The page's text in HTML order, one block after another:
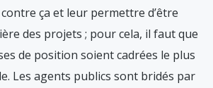
ça et leur permettre d’être
des projets ; pour cela, il faut que
de position soient cadrées le plus
Les agents publics sont bridés par